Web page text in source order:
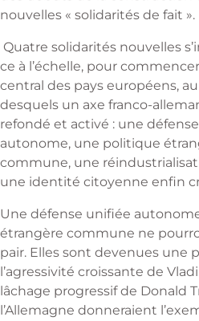
nouvelles « solidarités de fait ».
Quatre solidarités nouvelles
ce à l’échelle, pour
central des pays européens,
desquels un axe franco-
refondé et activé : une
autonome, une politique
commune, une
une identité citoyenne enfin
Une défense unifiée
étrangère commune ne
pair. Elles sont devenues une
l’agressivité croissante de
lâchage progressif de Donald
l’Allemagne donneraient